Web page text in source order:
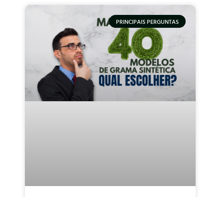
PRINCIPAIS PERGUNTAS